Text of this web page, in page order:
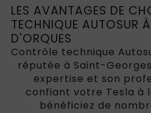
LES AVANTAGES DE
TECHNIQUE AUTOSUR
D'ORQUES
Contrôle technique
réputée à Saint-
expertise et son
confiant votre Tesla à
bénéficiez de